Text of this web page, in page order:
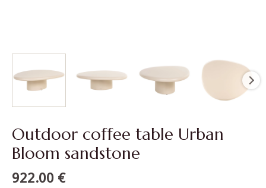
Outdoor coffee table Urban
Bloom sandstone
922.00 €